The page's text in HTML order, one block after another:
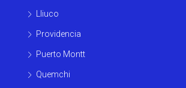
Lliuco
Providencia
Puerto Montt
Quemchi